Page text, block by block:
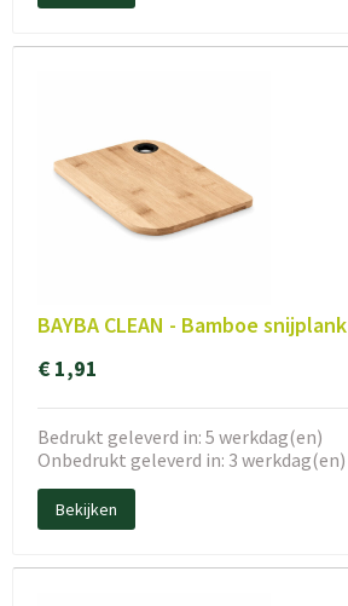
BAYBA CLEAN - Bamboe snijplank
€ 1,91
Bedrukt geleverd in: 5 werkdag(en)
Onbedrukt geleverd in: 3 werkdag(en)
Bekijken